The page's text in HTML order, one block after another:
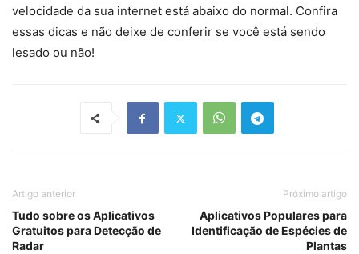
velocidade da sua internet está abaixo do normal. Confira
essas dicas e não deixe de conferir se você está sendo
lesado ou não!
Artigo anterior
Tudo sobre os Aplicativos
Gratuitos para Detecção de
Radar
Próximo artigo
Aplicativos Populares para
Identificação de Espécies de
Plantas